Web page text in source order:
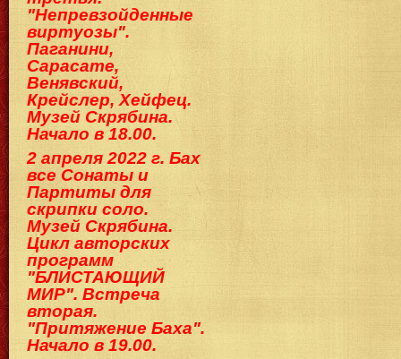
"Непревзойденные
виртуозы".
Паганини,
Сарасате,
Венявский,
Крейслер, Хейфец.
Музей Скрябина.
Начало в 18.00.
2 апреля 2022 г. Бах
все Сонаты и
Партиты для
скрипки соло.
Музей Скрябина.
Цикл авторских
программ
"БЛИСТАЮЩИЙ
МИР". Встреча
вторая.
"Притяжение Баха".
Начало в 19.00.